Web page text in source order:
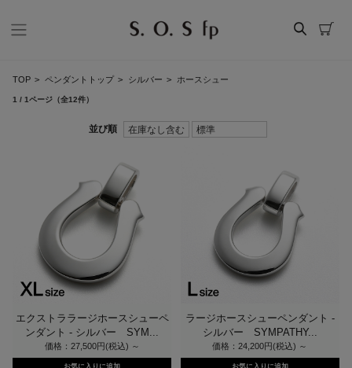
TOP > ペンダントトップ > シルバー > ホースシュー
1 / 1ページ （全12件）
エクストララージホースシューペ
ンダント - シルバー SYM...
価格：27,500円(税込) ～
ラージホースシューペンダント -
シルバー SYMPATHY...
価格：24,200円(税込) ～